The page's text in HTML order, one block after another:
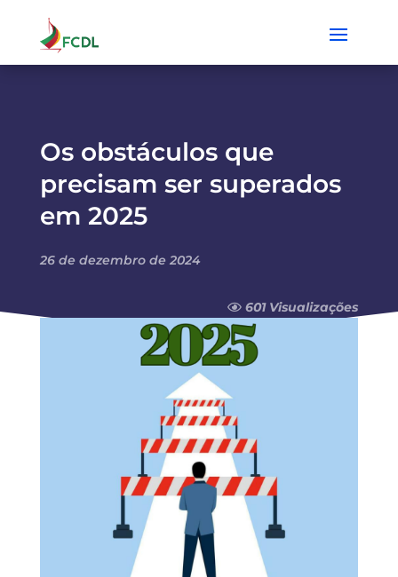
Os obstáculos que
precisam ser superados
em 2025
26 de dezembro de 2024
601 Visualizações